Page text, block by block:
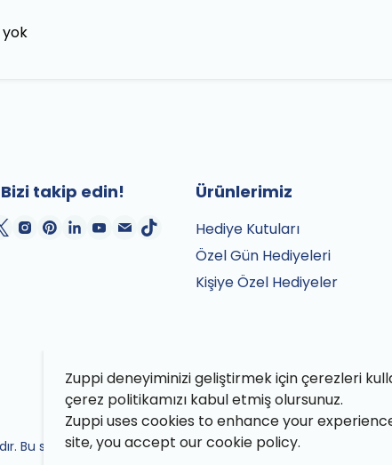
Zuppi deneyiminizi geliştirmek için çerezleri
çerez politikamızı kabul etmiş olursunuz.
Zuppi uses cookies to enhance your
site, you accept our cookie policy.
Bizi takip edin! Ürünlerimiz
Hediye Kutuları
Özel Gün Hediyeleri
Kişiye Özel Hediyeler
Bu site Zuppi ekibi tarafından özenle paketlenmiştir.